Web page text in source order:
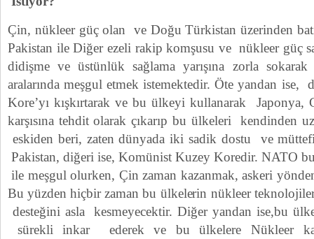
Çin, nükleer güç olan ve Doğu Türkistan üzerinden
Pakistan ile Diğer ezeli rakip komşusu ve nükleer güç
didişme ve üstünlük sağlama yarışına zorla
aralarında meşgul etmek istemektedir. Öte yandan
Kore’yı kışkırtarak ve bu ülkeyi kullanarak Japonya,
karşısına tehdit olarak çıkarıp bu ülkeleri kendinden
eskiden beri, zaten dünyada iki sadik dostu ve
Pakistan, diğeri ise, Komünist Kuzey Koredir. NATO
ile meşgul olurken, Çin zaman kazanmak, askeri
Bu yüzden hiçbir zaman bu ülkelerin nükleer
desteğini asla kesmeyecektir. Diğer yandan ise,bu
sürekli inkar ederek ve bu ülkelere Nükleer